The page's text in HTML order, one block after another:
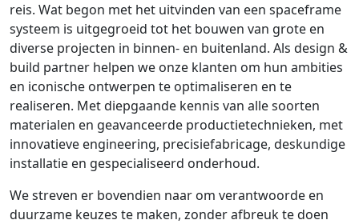
reis. Wat begon met het uitvinden van een spaceframe
systeem is uitgegroeid tot het bouwen van grote en
diverse projecten in binnen- en buitenland. Als design &
build partner helpen we onze klanten om hun ambities
en iconische ontwerpen te optimaliseren en te
realiseren. Met diepgaande kennis van alle soorten
materialen en geavanceerde productietechnieken, met
innovatieve engineering, precisiefabricage, deskundige
installatie en gespecialiseerd onderhoud.
We streven er bovendien naar om verantwoorde en
duurzame keuzes te maken, zonder afbreuk te doen